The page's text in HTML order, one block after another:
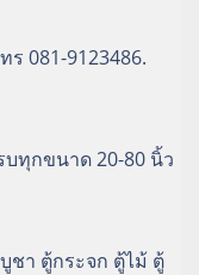
081-9123486.
ทุกขนาด 20-80 นิ้ว
ชา ตู้กระจก ตู้ไม้ ตู้